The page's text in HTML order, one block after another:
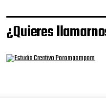
¿Quieres